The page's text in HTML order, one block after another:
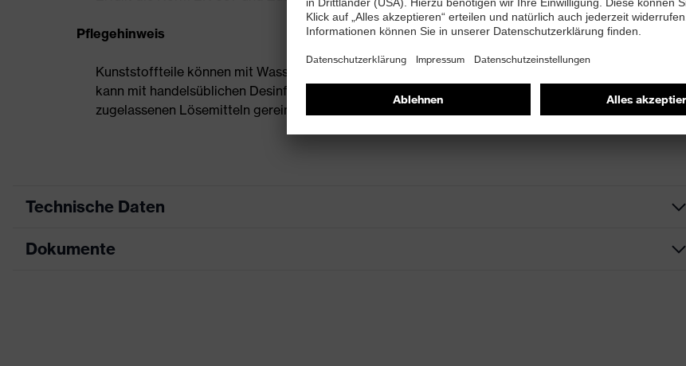
Pflegehinweis
Kunststoffteile können mit Wasser und handelsüblichen Waschmitteln gereinigt werden. Der Helm
kann mit handelsüblichen Desinfektionsmitteln desinfiziert werden. Der Helm darf nicht mit nicht-
zugelassenen Lösemitteln gereinigt werden.
Technische Daten
Produktart
Dokumente